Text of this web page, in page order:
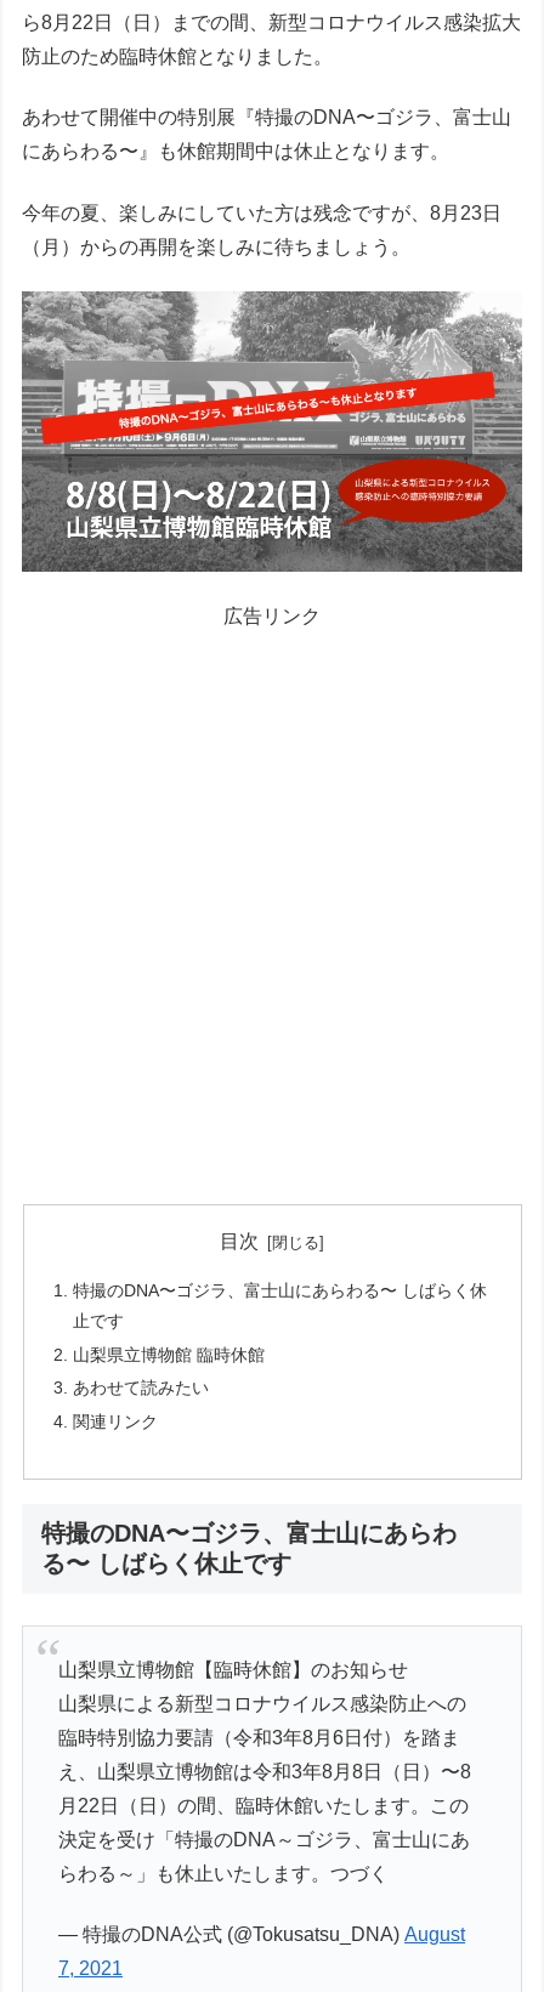
ら8月22日（日）までの間、新型コロナウイルス感染拡大
防止のため臨時休館となりました。
あわせて開催中の特別展『特撮のDNA〜ゴジラ、富士山
にあらわる〜』も休館期間中は休止となります。
今年の夏、楽しみにしていた方は残念ですが、8月23日
（月）からの再開を楽しみに待ちましょう。
広告リンク
目次
特撮のDNA〜ゴジラ、富士山にあらわる〜 しばらく休
止です
山梨県立博物館 臨時休館
あわせて読みたい
関連リンク
特撮のDNA〜ゴジラ、富士山にあらわ
る〜 しばらく休止です
山梨県立博物館【臨時休館】のお知らせ
山梨県による新型コロナウイルス感染防止への
臨時特別協力要請（令和3年8月6日付）を踏ま
え、山梨県立博物館は令和3年8月8日（日）〜8
月22日（日）の間、臨時休館いたします。この
決定を受け「特撮のDNA～ゴジラ、富士山にあ
らわる～」も休止いたします。つづく
— 特撮のDNA公式 (@Tokusatsu_DNA)August
7, 2021